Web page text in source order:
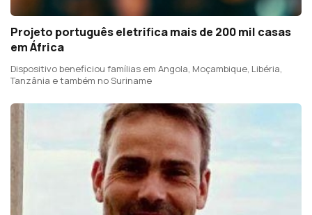
Projeto português eletrifica mais de 200 mil casas
em África
Dispositivo beneficiou famílias em Angola, Moçambique, Libéria,
Tanzânia e também no Suriname